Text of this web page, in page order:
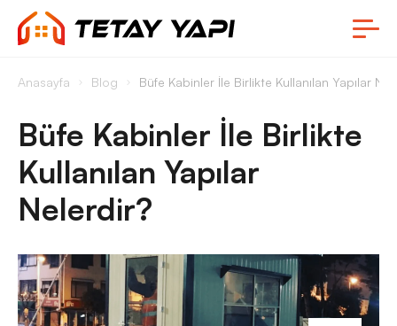
Anasayfa Blog Büfe Kabinler İle Birlikte Kullanılan Yapılar
Büfe Kabinler İle Birlikte
Kullanılan Yapılar
Nelerdir?